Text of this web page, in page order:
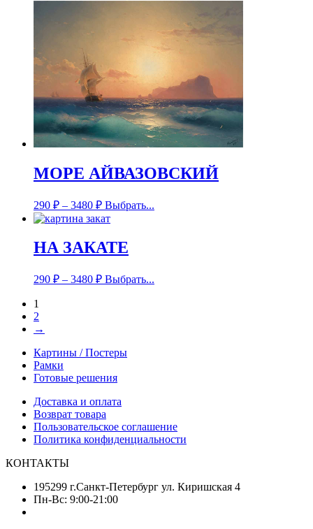
МОРЕ АЙВАЗОВСКИЙ
290 ₽ – 3480 ₽ Выбрать...
НА ЗАКАТЕ
290 ₽ – 3480 ₽ Выбрать...
1
2
→
Картины / Постеры
Рамки
Готовые решения
Доставка и оплата
Возврат товара
Пользовательское соглашение
Политика конфиденциальности
КОНТАКТЫ
195299 г.Санкт-Петербург ул. Киришская 4
Пн-Вс: 9:00-21:00